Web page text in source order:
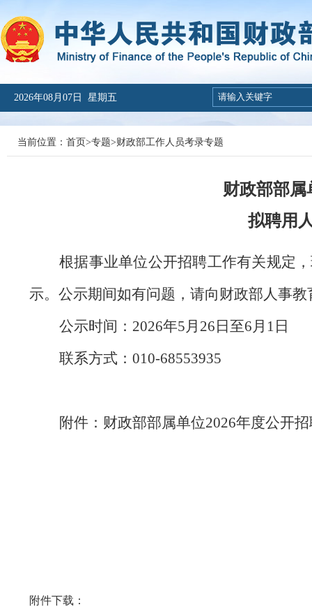
2026年08月07日 星期五
当前位置： 首页>专题>财政部工作人员考录专题
财政部部属
拟聘用
根据事业单位公开招聘工作有关规定
示。公示期间如有问题，请向财政部人事教
公示时间 ： 2026年5月 26 日至6月 1 日
联系方式：010-68553935
附件：财政部部属单位2026年度公开
附件下载：